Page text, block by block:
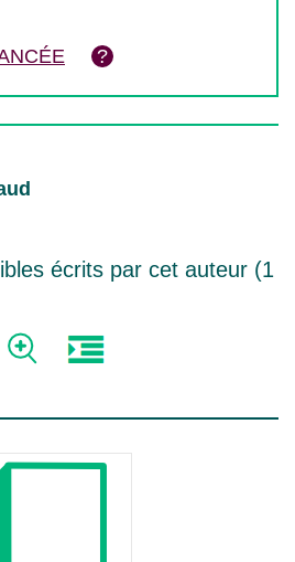
écrits par cet auteur (1